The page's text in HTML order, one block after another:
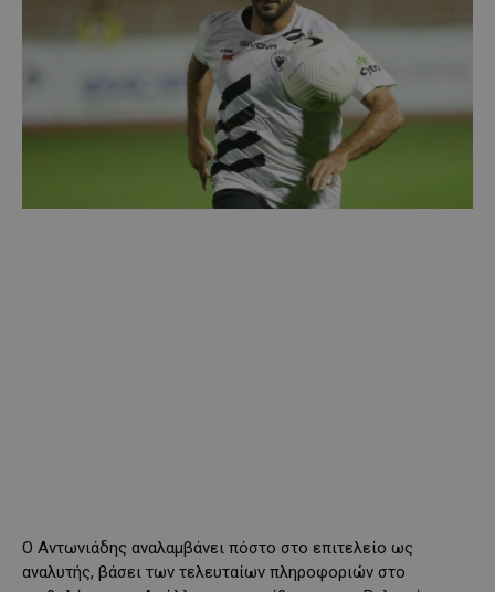
Ο Αντωνιάδης αναλαμβάνει πόστο στο επιτελείο ως
αναλυτής, βάσει των τελευταίων πληροφοριών στο